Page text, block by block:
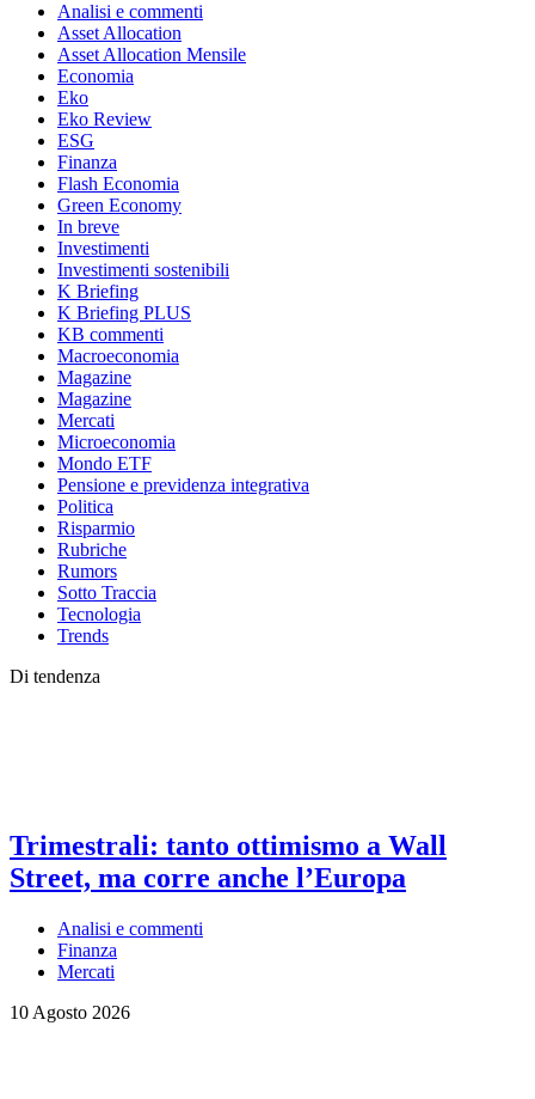
Analisi e commenti
Asset Allocation
Asset Allocation Mensile
Economia
Eko
Eko Review
ESG
Finanza
Flash Economia
Green Economy
In breve
Investimenti
Investimenti sostenibili
K Briefing
K Briefing PLUS
KB commenti
Macroeconomia
Magazine
Magazine
Mercati
Microeconomia
Mondo ETF
Pensione e previdenza integrativa
Politica
Risparmio
Rubriche
Rumors
Sotto Traccia
Tecnologia
Trends
Di tendenza
Trimestrali: tanto ottimismo a Wall
Street, ma corre anche l’Europa
Analisi e commenti
Finanza
Mercati
10 Agosto 2026